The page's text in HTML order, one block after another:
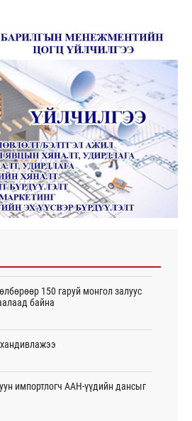
150 гаруй монгол залуус
байна
импортлогч ААН-үүдийн дансыг